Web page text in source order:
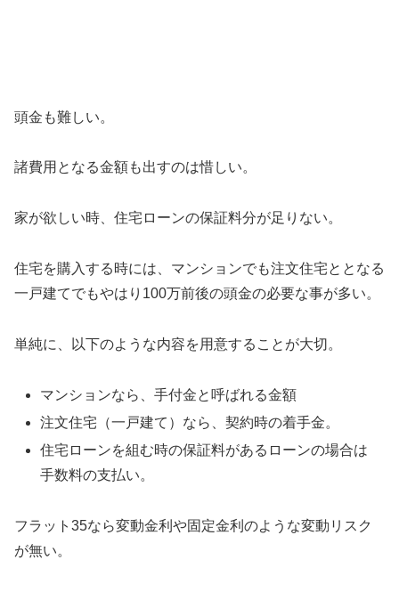
頭金も難しい。
諸費用となる金額も出すのは惜しい。
家が欲しい時、住宅ローンの保証料分が足りない。
住宅を購入する時には、マンションでも注文住宅ととなる
一戸建てでもやはり100万前後の頭金の必要な事が多い。
単純に、以下のような内容を用意することが大切。
マンションなら、手付金と呼ばれる金額
注文住宅（一戸建て）なら、契約時の着手金。
住宅ローンを組む時の保証料があるローンの場合は
手数料の支払い。
フラット35なら変動金利や固定金利のような変動リスク
が無い。